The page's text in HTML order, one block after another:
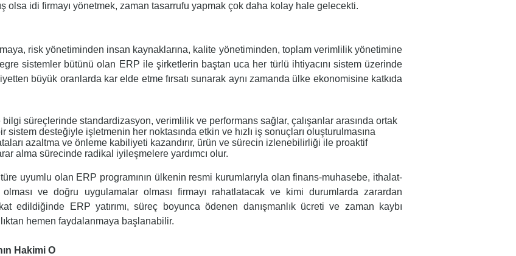
olsa idi firmayı yönetmek, zaman tasarrufu yapmak çok daha kolay hale gelecekti.
risk yönetiminden insan kaynaklarına, kalite yönetiminden, toplam verimlilik yönetimine
sistemler bütünü olan ERP ile şirketlerin baştan uca her türlü ihtiyacını sistem üzerinde
büyük oranlarda kar elde etme fırsatı sunarak aynı zamanda ülke ekonomisine katkıda
süreçlerinde standardizasyon, verimlilik ve performans sağlar, çalışanlar arasında ortak
sistem desteğiyle işletmenin her noktasında etkin ve hızlı iş sonuçları oluşturulmasına
azaltma ve önleme kabiliyeti kazandırır, ürün ve sürecin izlenebilirliği ile proaktif
alma sürecinde radikal iyileşmelere yardımcı olur.
uyumlu olan ERP programının ülkenin resmi kurumlarıyla olan finans-muhasebe, ithalat-
ve doğru uygulamalar olması firmayı rahatlatacak ve kimi durumlarda zarardan
edildiğinde ERP yatırımı, süreç boyunca ödenen danışmanlık ücreti ve zaman kaybı
hemen faydalanmaya başlanabilir.
Hakimi O